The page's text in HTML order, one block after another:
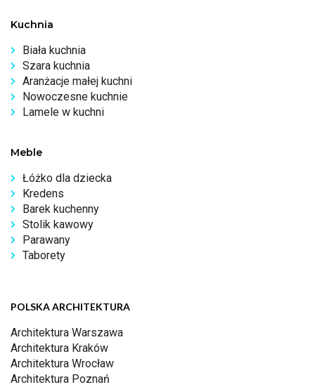
Kuchnia
Biała kuchnia
Szara kuchnia
Aranżacje małej kuchni
Nowoczesne kuchnie
Lamele w kuchni
Meble
Łóżko dla dziecka
Kredens
Barek kuchenny
Stolik kawowy
Parawany
Taborety
POLSKA ARCHITEKTURA
Architektura Warszawa
Architektura Kraków
Architektura Wrocław
Architektura Poznań